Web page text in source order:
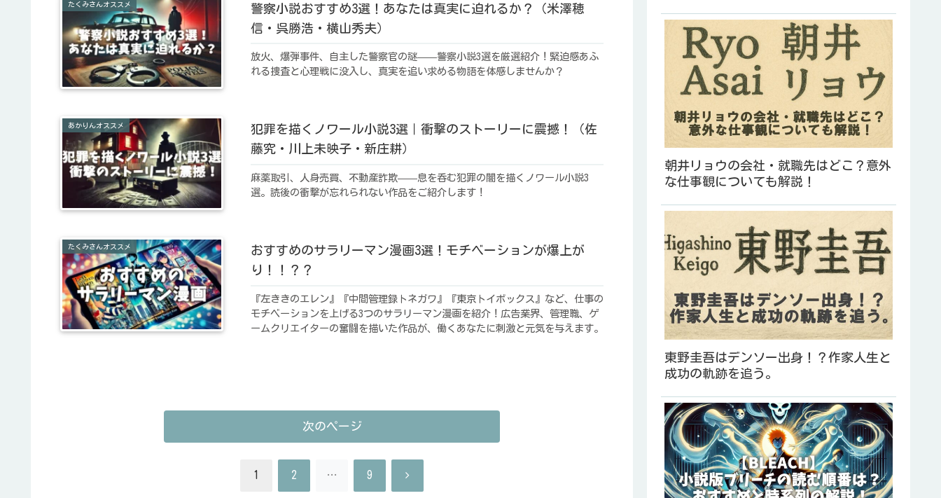
たくみさんオススメ
警察小説おすすめ3選！あなたは真実に迫れるか？（米澤穂
信・呉勝浩・横山秀夫）
放火、爆弾事件、自主した警察官の謎——警察小説3選を厳選紹介！緊迫感あふ
れる捜査と心理戦に没入し、真実を追い求める物語を体感しませんか？
あかりんオススメ
犯罪を描くノワール小説3選｜衝撃のストーリーに震撼！（佐
藤究・川上未映子・新庄耕）
麻薬取引、人身売買、不動産詐欺——息を呑む犯罪の闇を描くノワール小説3
選。読後の衝撃が忘れられない作品をご紹介します！
たくみさんオススメ
おすすめのサラリーマン漫画3選！モチベーションが爆上が
り！！？？
『左ききのエレン』『中間管理録トネガワ』『東京トイボックス』など、仕事の
モチベーションを上げる3つのサラリーマン漫画を紹介！広告業界、管理職、ゲ
ームクリエイターの奮闘を描いた作品が、働くあなたに刺激と元気を与えます。
次のページ
1 2 … 9 次
朝井リョウの会社・就職先はどこ？意外
な仕事観についても解説！
東野圭吾はデンソー出身！？作家人生と
成功の軌跡を追う。